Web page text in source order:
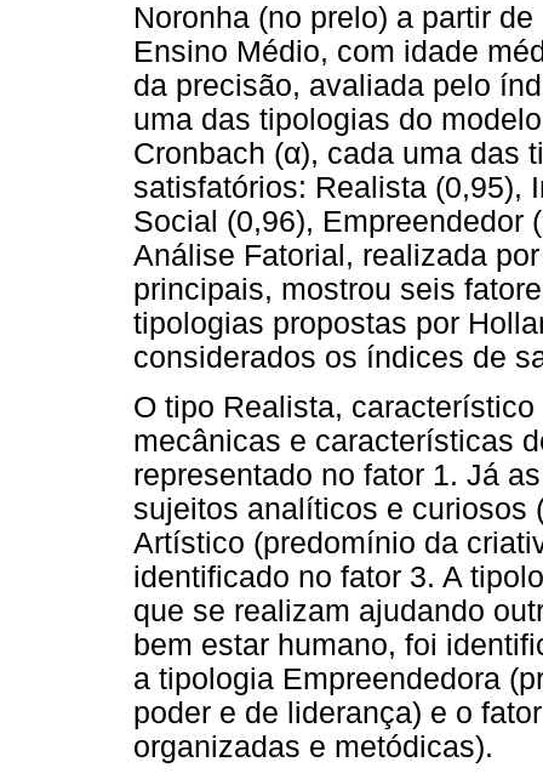
Noronha (no prelo) a partir
Ensino Médio, com idade
da precisão, avaliada pelo
uma das tipologias do
Cronbach (α), cada uma das
satisfatórios: Realista (0,95),
Social (0,96), Empreendedor
Análise Fatorial, realizada
principais, mostrou seis
tipologias propostas por
considerados os índices de
O tipo Realista,
mecânicas e características
representado no fator 1. Já
sujeitos analíticos e curiosos
Artístico (predomínio da
identificado no fator 3. A
que se realizam ajudando
bem estar humano, foi
a tipologia Empreendedora
poder e de liderança) e o
organizadas e metódicas).